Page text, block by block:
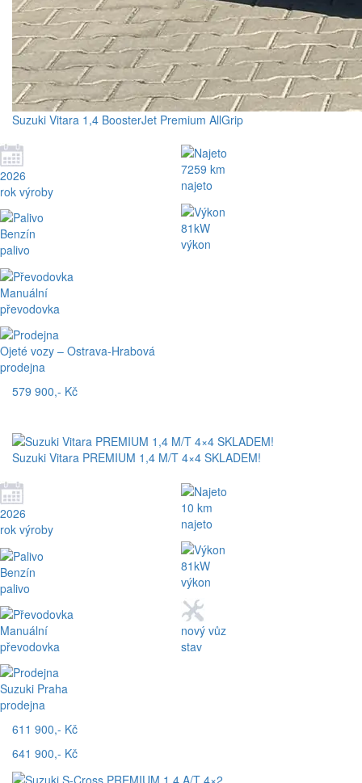
Suzuki Vitara 1,4 BoosterJet Premium AllGrip
2026
rok výroby
Benzín
palivo
Manuální
převodovka
Ojeté vozy – Ostrava-Hrabová
prodejna
7259 km
najeto
81kW
výkon
579 900,- Kč
Suzuki Vitara PREMIUM 1,4 M/T 4×4 SKLADEM!
2026
rok výroby
Benzín
palivo
Manuální
převodovka
Suzuki Praha
prodejna
10 km
najeto
81kW
výkon
nový vůz
stav
611 900,- Kč
641 900,- Kč